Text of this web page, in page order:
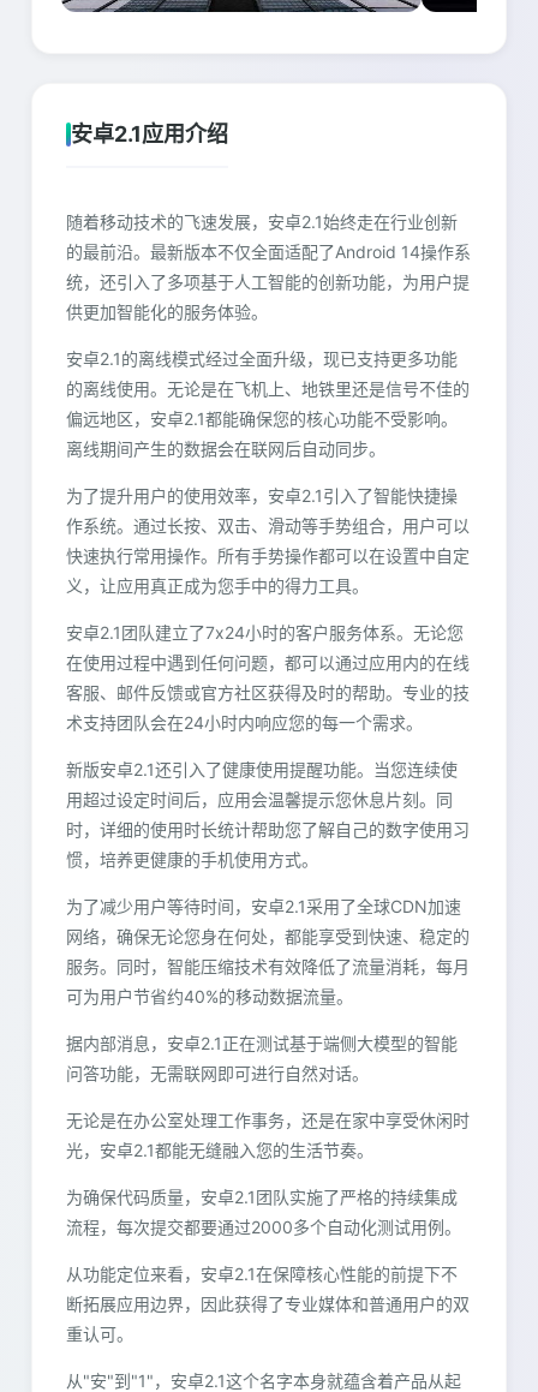
安卓2.1应用介绍
随着移动技术的飞速发展，安卓2.1始终走在行业创新
的最前沿。最新版本不仅全面适配了Android 14操作系
统，还引入了多项基于人工智能的创新功能，为用户提
供更加智能化的服务体验。
安卓2.1的离线模式经过全面升级，现已支持更多功能
的离线使用。无论是在飞机上、地铁里还是信号不佳的
偏远地区，安卓2.1都能确保您的核心功能不受影响。
离线期间产生的数据会在联网后自动同步。
为了提升用户的使用效率，安卓2.1引入了智能快捷操
作系统。通过长按、双击、滑动等手势组合，用户可以
快速执行常用操作。所有手势操作都可以在设置中自定
义，让应用真正成为您手中的得力工具。
安卓2.1团队建立了7x24小时的客户服务体系。无论您
在使用过程中遇到任何问题，都可以通过应用内的在线
客服、邮件反馈或官方社区获得及时的帮助。专业的技
术支持团队会在24小时内响应您的每一个需求。
新版安卓2.1还引入了健康使用提醒功能。当您连续使
用超过设定时间后，应用会温馨提示您休息片刻。同
时，详细的使用时长统计帮助您了解自己的数字使用习
惯，培养更健康的手机使用方式。
为了减少用户等待时间，安卓2.1采用了全球CDN加速
网络，确保无论您身在何处，都能享受到快速、稳定的
服务。同时，智能压缩技术有效降低了流量消耗，每月
可为用户节省约40%的移动数据流量。
据内部消息，安卓2.1正在测试基于端侧大模型的智能
问答功能，无需联网即可进行自然对话。
无论是在办公室处理工作事务，还是在家中享受休闲时
光，安卓2.1都能无缝融入您的生活节奏。
为确保代码质量，安卓2.1团队实施了严格的持续集成
流程，每次提交都要通过2000多个自动化测试用例。
从功能定位来看，安卓2.1在保障核心性能的前提下不
断拓展应用边界，因此获得了专业媒体和普通用户的双
重认可。
从"安"到"1"，安卓2.1这个名字本身就蕴含着产品从起